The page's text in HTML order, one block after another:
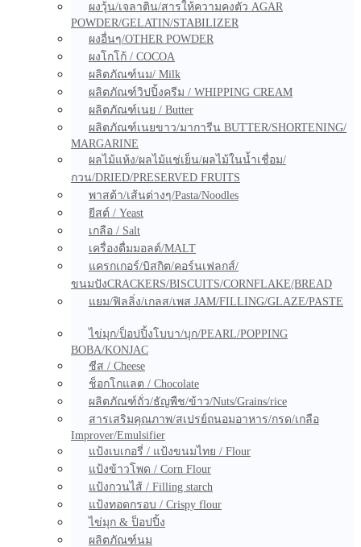
ผงวุ้น/เจลาติน/สารให้ความคงตัว AGAR
POWDER/GELATIN/STABILIZER
ผงอื่นๆ/OTHER POWDER
ผงโกโก้ / COCOA
ผลิตภัณฑ์นม/ Milk
ผลิตภัณฑ์วิปปิ้งครีม / WHIPPING CREAM
ผลิตภัณฑ์เนย / Butter
ผลิตภัณฑ์เนยขาว/มาการีน BUTTER/SHORTENING/
MARGARINE
ผลไม้แห้ง/ผลไม้แช่เย็น/ผลไม้ในน้ำเชื่อม/
กวน/DRIED/PRESERVED FRUITS
พาสต้า/เส้นต่างๆ/Pasta/Noodles
ยีสต์ / Yeast
เกลือ / Salt
เครื่องดื่มมอลต์/MALT
แครกเกอร์/บิสกิต/คอร์นเฟลกส์/
ขนมปังCRACKERS/BISCUITS/CORNFLAKE/ฺBREAD
แยม/ฟิลลิ่ง/เกลส/เพส JAM/FILLING/GLAZE/PASTE
ไข่มุก/ป็อปปิ้งโบบา/บุก/PEARL/POPPING
BOBA/KONJAC
ชีส / Cheese
ช็อกโกแลต / Chocolate
ผลิตภัณฑ์ถั่ว/ธัญพืช/ข้าว/Nuts/Grains/rice
สารเสริมคุณภาพ/สเปรย์ถนอมอาหาร/กรด/เกลือ
Improver/Emulsifier
แป้งเบเกอรี่ / แป้งขนมไทย / Flour
แป้งข้าวโพด / Corn Flour
แป้งกวนไส้ / Filling starch
แป้งทอดกรอบ / Crispy flour
ไข่มุก & ป็อปปิ้ง
ผลิตภัณฑ์นม